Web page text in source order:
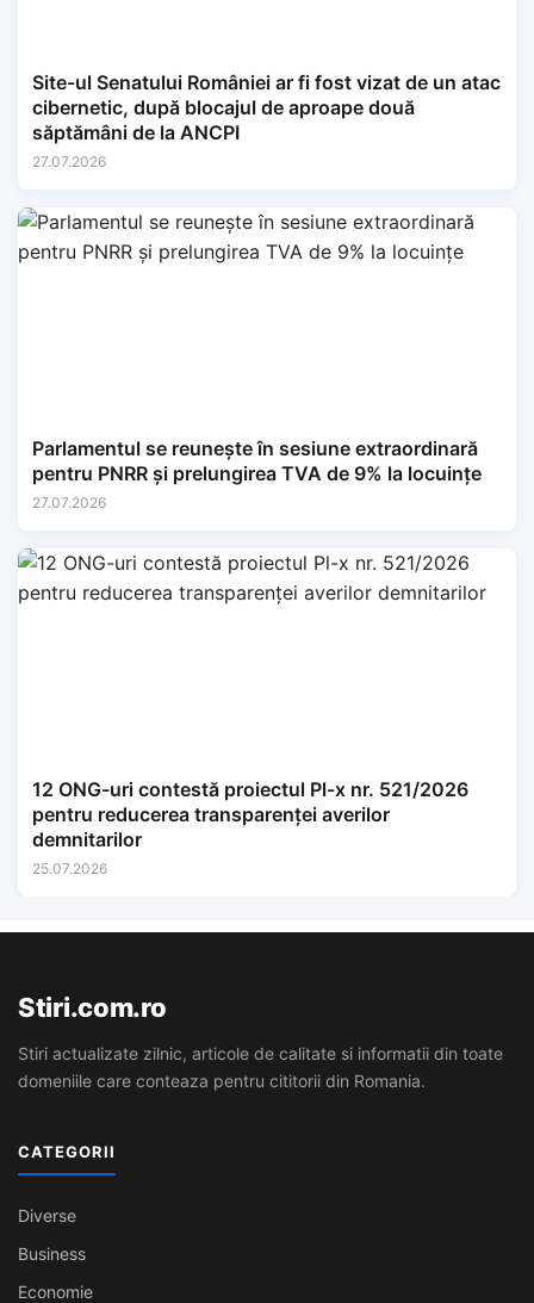
Site-ul Senatului României ar fi fost vizat de un atac
cibernetic, după blocajul de aproape două
săptămâni de la ANCPI
27.07.2026
Parlamentul se reunește în sesiune extraordinară
pentru PNRR și prelungirea TVA de 9% la locuințe
27.07.2026
12 ONG-uri contestă proiectul Pl-x nr. 521/2026
pentru reducerea transparenței averilor
demnitarilor
25.07.2026
Stiri.com.ro
Stiri actualizate zilnic, articole de calitate si informatii din toate
domeniile care conteaza pentru cititorii din Romania.
CATEGORII
Diverse
Business
Economie